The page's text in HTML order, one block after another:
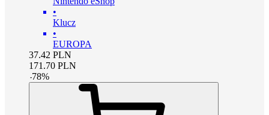
•
Klucz
•
EUROPA
37.42 PLN
171.70 PLN
-78%